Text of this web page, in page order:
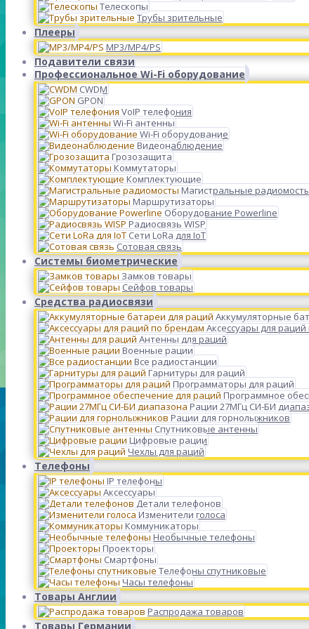
Телескопы
Трубы зрительные
Плееры
MP3/MP4/PS
Подавители связи
Профессиональное Wi-Fi оборудование
CWDM
GPON
VoIP телефония
Wi-Fi антенны
Wi-Fi оборудование
Видеонаблюдение
Грозозащита
Коммутаторы
Комплектующие
Магистральные
Маршрутизаторы
Оборудование Powerline
Радиосвязь WISP
Сети LoRa для IoT
Сотовая связь
Системы биометрические
Замков товары
Сейфов товары
Средства радиосвязи
Аккумуляторные
Аксессуары для
Антенны для раций
Военные рации
Все радиостанции
Гарнитуры для раций
Программаторы для раций
Программное
Рации 27МГц СИ-БИ
Рации для горнолыжников
Спутниковые антенны
Цифровые рации
Чехлы для раций
Телефоны
IP телефоны
Аксессуары
Детали телефонов
Изменители голоса
Коммуникаторы
Необычные телефоны
Проекторы
Смартфоны
Телефоны спутниковые
Часы телефоны
Товары Англии
Распродажа товаров
Товары Германии